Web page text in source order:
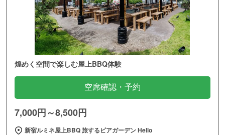
煌めく空間で楽しむ屋上BBQ体験
空席確認・予約
7,000円～8,500円
新宿ルミネ屋上BBQ 旅するビアガーデン Hello